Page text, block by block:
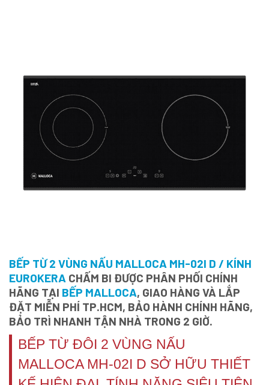
BẾP TỪ 2 VÙNG NẤU MALLOCA MH-02I D / KÍNH
EUROKERA CHẤM BI ĐƯỢC PHÂN PHỐI CHÍNH
HÃNG TẠI BẾP MALLOCA, GIAO HÀNG VÀ LẮP
ĐẶT MIỄN PHÍ TP.HCM, BẢO HÀNH CHÍNH HÃNG,
BẢO TRÌ NHANH TẬN NHÀ TRONG 2 GIỜ.
BẾP TỪ ĐÔI 2 VÙNG NẤU
MALLOCA MH-02I D SỞ HỮU THIẾT